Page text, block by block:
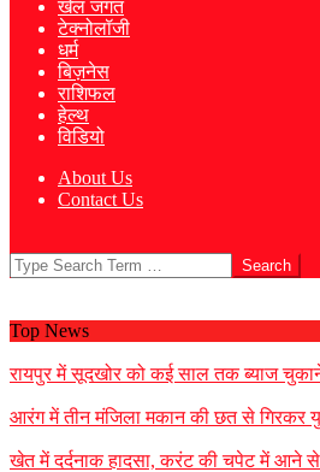
खेल जगत
टेक्नोलॉजी
धर्म
बिज़नेस
राशिफल
हेल्थ
विडियो
About Us
Contact Us
Search
Top News
रायपुर में सूदखोर को कई साल तक ब्याज
आरंग में तीन मंजिला मकान की छत से गिरकर
खेत में दर्दनाक हादसा, करंट की चपेट में आने से